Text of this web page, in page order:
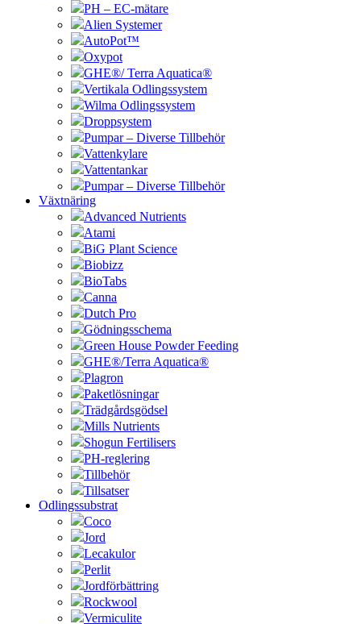
PH – EC-mätare
Alien Systemer
AutoPot™
Oxypot
GHE®/ Terra Aquatica®
Vertikala Odlingssystem
Wilma Odlingssystem
Droppsystem
Pumpar – Diverse Tillbehör
Vattenkylare
Vattentankar
Pumpar – Diverse Tillbehör
Växtnäring
Advanced Nutrients
Atami
BiG Plant Science
Biobizz
BioTabs
Canna
Dutch Pro
Gödningsschema
Green House Powder Feeding
GHE®/Terra Aquatica®
Plagron
Paketlösningar
Trädgårdsgödsel
Mills Nutrients
Shogun Fertilisers
PH-reglering
Tillbehör
Tillsatser
Odlingssubstrat
Coco
Jord
Lecakulor
Perlit
Jordförbättring
Rockwool
Vermiculite